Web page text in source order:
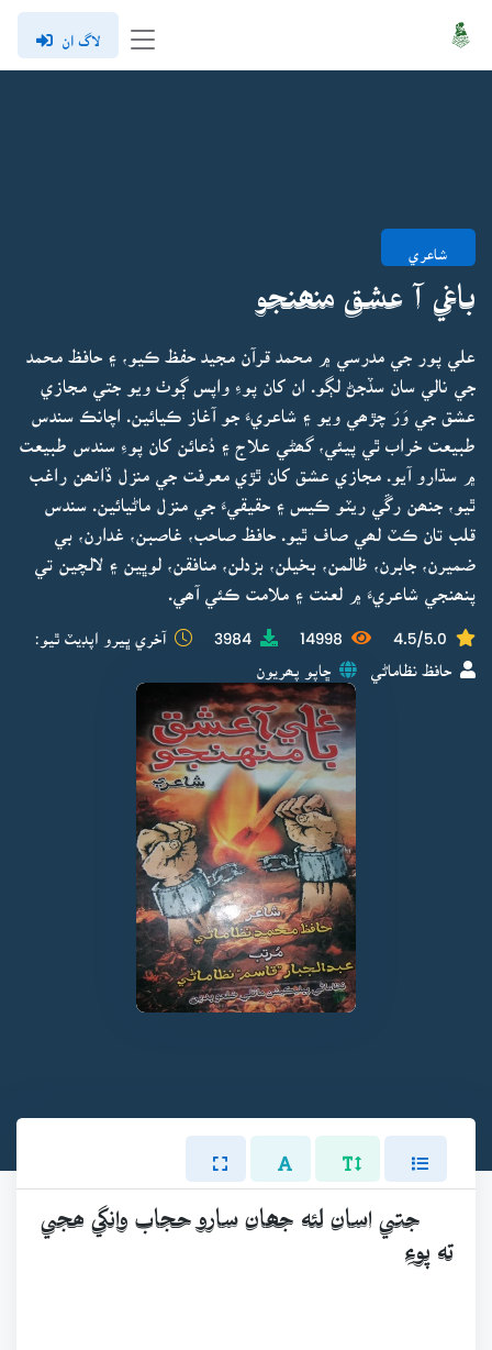
لاگ ان
شاعري
باغي آ عشق منھنجو
علي پور جي مدرسي ۾ محمد قرآن مجيد حفظ ڪيو، ۽ حافظ محمد
جي نالي سان سڏجڻ لڳو. ان کان پوءِ واپس ڳوٺ ويو جتي مجازي
عشق جي وَرَ چڙھي ويو ۽ شاعريءَ جو آغاز ڪيائين. اچانڪ سندس
طبيعت خراب ٿي پيئي، گھڻي علاج ۽ دُعائن کان پوءِ سندس طبيعت
۾ سڌارو آيو. مجازي عشق کان ٿڙي معرفت جي منزل ڏانھن راغب
ٿيو، جنھن رڱي ريٽو ڪيس ۽ حقيقيءَ جي منزل ماڻيائين. سندس
قلب تان ڪٽ لھي صاف ٿيو. حافظ صاحب، غاصبن، غدارن، بي
ضميرن، جابرن، ظالمن، بخيلن، بزدلن، منافقن، لوڀين ۽ لالچين تي
پنھنجي شاعريءَ ۾ لعنت ۽ ملامت ڪئي آھي.
4.5/5.0
14998
3984 آخري ڀيرو اپڊيٽ ٿيو:
حافظ نظاماڻي ڇاپو پھريون
جتي اسان لئه جھان سارو حجاب وانگي ھجي
ته پوءِ